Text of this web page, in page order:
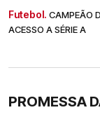
Futebol. CAMPEÃO
ACESSO A SÉRIE A
PROMESSA